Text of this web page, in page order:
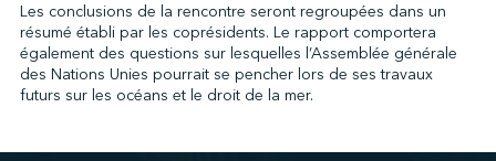
Les conclusions de la rencontre seront regroupées dans un
résumé établi par les coprésidents. Le rapport comportera
également des questions sur lesquelles l’Assemblée générale
des Nations Unies pourrait se pencher lors de ses travaux
futurs sur les océans et le droit de la mer.